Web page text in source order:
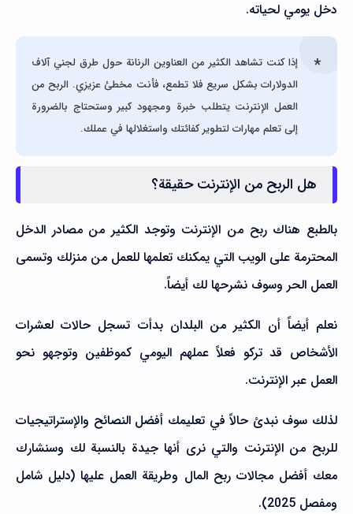
دخل يومي لحياته.
إذا كنت تشاهد الكثير من العناوين الرنانة حول طرق لجني آلاف
الدولارات بشكل سريع فلا تطمع، فأنت مخطئ عزيزي. الربح من
العمل الإنترنت يتطلب خبرة ومجهود كبير وستحتاج بالضرورة
إلى تعلم مهارات لتطوير كفائتك واستغلالها في عملك.
هل الربح من الإنترنت حقيقة؟
بالطبع هناك ربح من الإنترنت وتوجد الكثير من مصادر الدخل
المحترمة على الويب التي يمكنك تعلمها للعمل من منزلك وتسمى
العمل الحر وسوف نشرحها لك أيضاً.
نعلم أيضاً أن الكثير من البلدان بدأت تسجل حالات لعشرات
الأشخاص قد تركو فعلاً عملهم اليومي كموظفين وتوجهو نحو
العمل عبر الإنترنت.
لذلك سوف نبدئ حالاً في تعليمك أفضل النصائح والإستراتيجيات
للربح من الإنترنت والتي نرى أنها جيدة بالنسبة لك وسنشارك
معك أفضل مجالات ربح المال وطريقة العمل عليها (دليل شامل
ومفصل 2025).